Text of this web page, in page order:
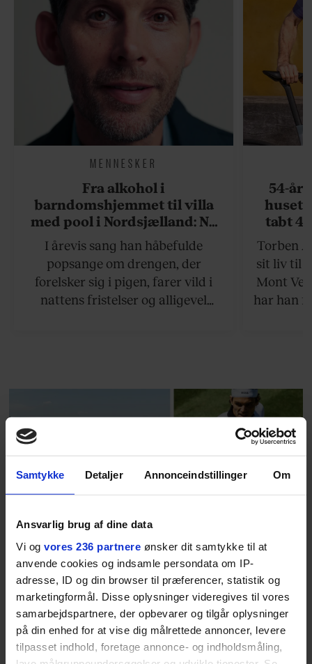
Samtykke Detaljer Annonceindstillinger Om
Ansvarlig brug af dine data
Vi og vores 236 partnere ønsker dit samtykke til at
anvende cookies og indsamle persondata om IP-
adresse, ID og din browser til præferencer, statistik og
marketingformål. Disse oplysninger videregives til vores
samarbejdspartnere, der opbevarer og tilgår oplysninger
på din enhed for at vise dig målrettede annoncer, levere
tilpasset indhold, foretage annonce- og indholdsmåling,
MENNESKER
Fra alkohol i
barndomshjemmet til villa
med pool i Nordsjælland: Nu
skal du høre sandheden om
Rasmus Seebach
I årevis sang han håbefulde
popsange om drengen, der
forelsker sig i pigen, farer vild i
nattens fristelser og alligevel
blevet voksen. Her indtager
fortællerens plads i et portræt om
arv, angst, familieliv, frygten for
livsglæde, han nægter at give slip
på.
54-
huset
tabt
Torben
sit liv til
Mont
har han
BOSS’ nye tennis-kollektion er relevant langt ud over
banen
Fra BOSS OPEN i Stuttgart til det kommende partnerskab
med Australian Open cementerer BOSS sin position i
krydsfeltet mellem tennis, performance og moderne
livsstil.